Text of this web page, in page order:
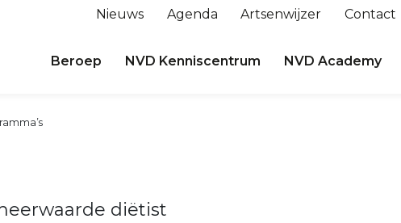
Nieuws Agenda Artsenwijzer Contact
Beroep NVD Kenniscentrum NVD Academy
diëtist